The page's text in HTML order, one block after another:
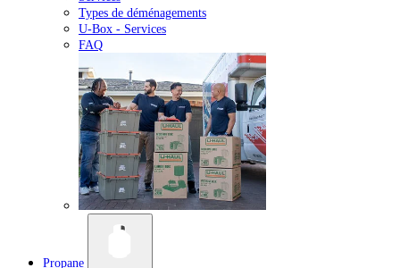
Types de déménagements
U-Box - Services
FAQ
Propane